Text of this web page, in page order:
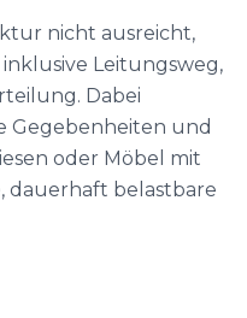
nicht ausreicht,
Leitungsweg,
Dabei
Gegebenheiten und
oder Möbel mit
dauerhaft belastbare